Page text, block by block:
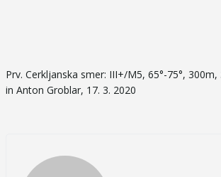
Prv. Cerkljanska smer: III+/M5, 65°-75°,
in Anton Groblar, 17. 3. 2020